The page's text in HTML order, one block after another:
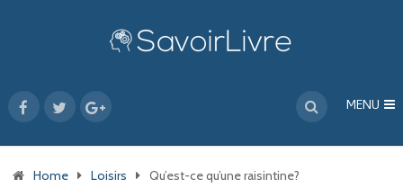
MENU
Home Loisirs Qu’est-ce qu’une raisintine?